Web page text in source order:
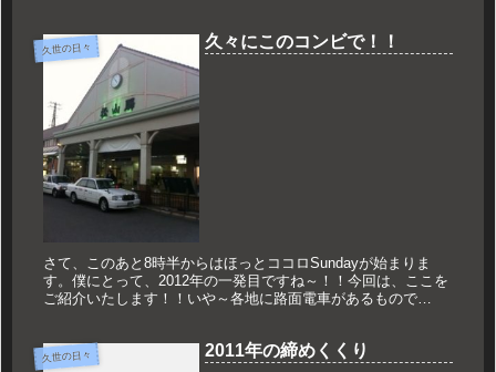
久世の日々 久々にこのコンビで！！
さて、このあと8時半からはほっとココロSundayが始まりま
す。僕にとって、2012年の一発目ですね～！！今回は、ここを
ご紹介いたします！！いや～各地に路面電車があるもので
久世の日々 2011年の締めくくり